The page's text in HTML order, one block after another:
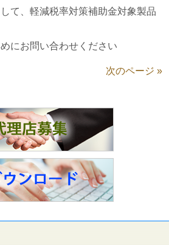
て、軽減税率対策補助金対象製品
にお問い合わせください
次のページ »